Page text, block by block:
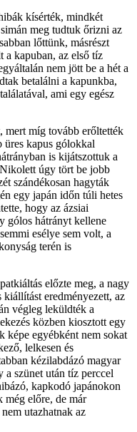
kísérték, mindkét
meg tudtuk őrizni az
lőttünk, másrészt
a kapuban, az első tíz
nem jött be a hét a
betalálni a kapunkba,
ami egy egész
mert míg tovább erőltették
üres kapus gólokkal
is kijátszottuk a
úgy tört be jobb
szándékosan hagyták
egy japán időn túli hetes
hogy az ázsiai
gólos hátrányt kellene
esélye sem volt, a
terén is
előzte meg, a nagy
eredményezett, az
végleg leküldték a
közben kiosztott egy
képe egyébként nem sokat
lelkesen és
kézilabdázó magyar
a szünet után tíz perccel
kapkodó japánokon
még előre, de már
utazhatnak az